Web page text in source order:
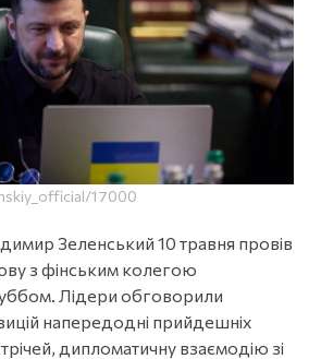
17000
Зеленський 10 травня провів
з фінським колегою
Лідери обговорили
напередодні прийдешніх
дипломатичну взаємодію зі